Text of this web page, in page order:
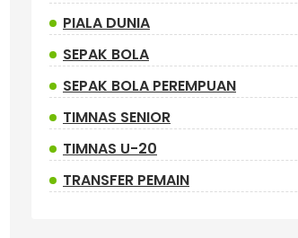
PIALA DUNIA
SEPAK BOLA
SEPAK BOLA PEREMPUAN
TIMNAS SENIOR
TIMNAS U-20
TRANSFER PEMAIN